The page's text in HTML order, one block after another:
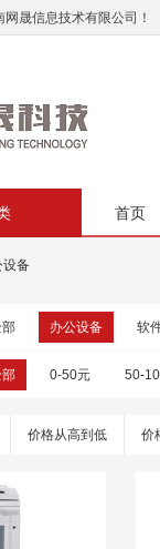
晟信息技术有限公司！
首页
设备
办公设备 软
0-50元 50-
价格从高到低 价